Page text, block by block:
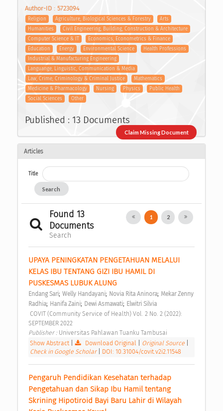
Author-ID : 5723094
Religion Agriculture, Biological Sciences & Forestry
Arts
Humanities
Civil Engineering, Building, Construction & Architecture
Computer Science & IT
Economics, Econometrics & Finance
Education
Energy Environmental Science
Health Professions
Industrial & Manufacturing Engineering
Languange, Linguistic, Communication & Media
Law, Crime, Criminology & Criminal Justice
Mathematics
Medicine & Pharmacology
Nursing Physics
Public Health
Social Sciences
Other
Published : 13 Documents
Claim Missing Document
Articles
Title
Search
Found 13
Documents
Search
1 2
UPAYA PENINGKATAN PENGETAHUAN MELALUI
KELAS IBU TENTANG GIZI IBU HAMIL DI
PUSKESMAS LUBUK ALUNG
Endang Sari; Welly Handayani; Novia Rita Aninora; Mekar Zenny
Radhia; Hanifa Zaini; Dewi Asmawati; Elwitri Silvia
SEPTEMBER 2022
Publisher : Universitas Pahlawan Tuanku Tambusai
Show Abstract| Download Original Original Source
Check in Google Scholar
DOI: 10.31004/covit.v2i2.11548
Pengaruh Pendidikan Kesehatan terhadap
Pengetahuan dan Sikap Ibu Hamil tentang
Skrining Hipotiroid Bayi Baru Lahir di Wilayah